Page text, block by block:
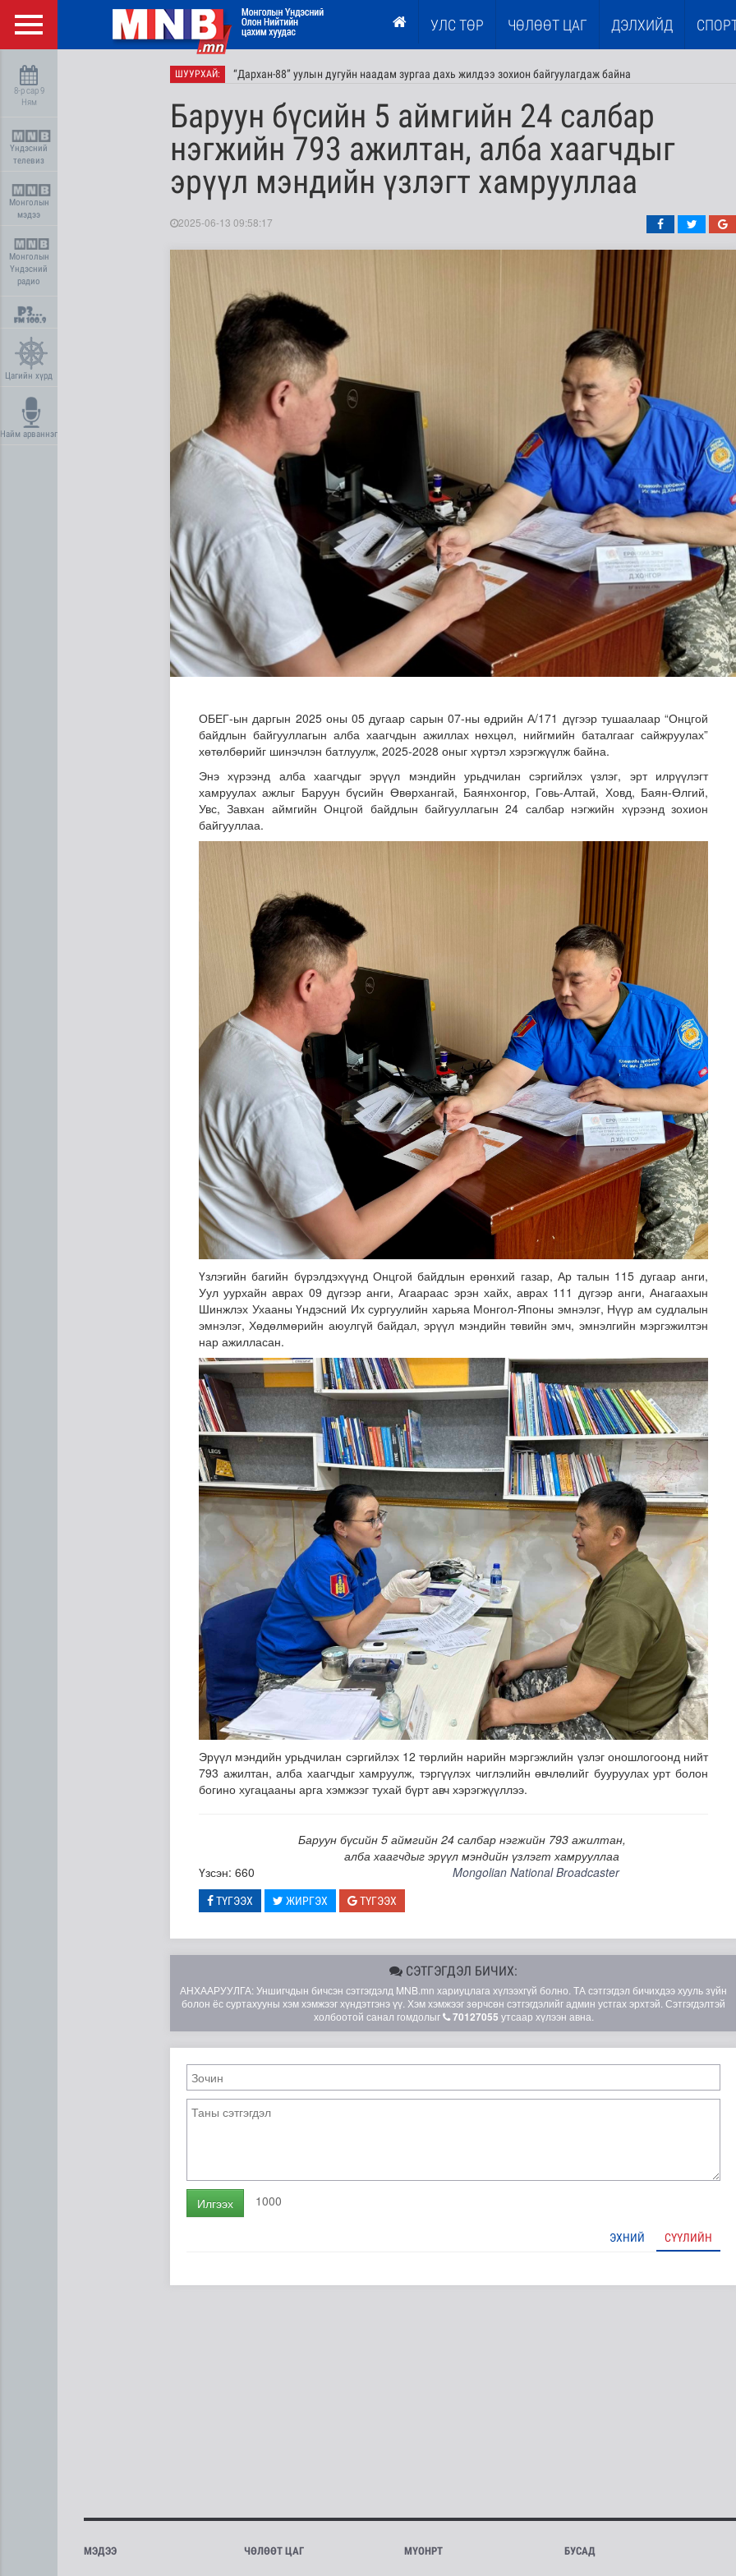
УЛС ТӨР ЧӨЛӨӨТ ЦАГ ДЭЛХИЙД
8-р сар 9
Ням
Үндэсний
телевиз
Монголын
мэдээ
Монголын
Үндэсний
радио
Цагийн хүрд
Найм арваннэг
ШУУРХАЙ: “Дархан-88” уулын дугуйн наадам зургаа дахь жилдээ зохион байгуулагдаж байна
Усны ослоос урьдчилан сэргийлэх эргүүлүүд тогтмол ажиллаж байна
Манай улс 3.10 тонн алт гадаадад гаргажээ
“Дүрслэх урлагийн оюуны өв сан” тусгай үзэсгэлэн нээгдлээ
Баруун бүсийн 5 аймгийн 24 салбар
нэгжийн 793 ажилтан, алба хаагчдыг
эрүүл мэндийн үзлэгт хамрууллаа
2025-06-13 09:58:17
ОБЕГ-ын даргын 2025 оны 05 дугаар сарын 07-ны өдрийн А/171 дүгээр тушаалаар “Онцгой
байдлын байгууллагын алба хаагчдын ажиллах нөхцөл, нийгмийн баталгааг сайжруулах”
хөтөлбөрийг шинэчлэн батлуулж, 2025-2028 оныг хүртэл хэрэгжүүлж байна.
Энэ хүрээнд алба хаагчдыг эрүүл мэндийн урьдчилан сэргийлэх үзлэг, эрт илрүүлэгт
хамруулах ажлыг Баруун бүсийн Өвөрхангай, Баянхонгор, Говь-Алтай, Ховд, Баян-Өлгий,
Увс, Завхан аймгийн Онцгой байдлын байгууллагын 24 салбар нэгжийн хүрээнд зохион
байгууллаа.
Үзлэгийн багийн бүрэлдэхүүнд Онцгой байдлын ерөнхий газар, Ар талын 115 дугаар анги,
Уул уурхайн аврах 09 дүгээр анги, Агаараас эрэн хайх, аврах 111 дүгээр анги, Анагаахын
Шинжлэх Ухааны Үндэсний Их сургуулийн харьяа Монгол-Японы эмнэлэг, Нүүр ам судлалын
эмнэлэг, Хөдөлмөрийн аюулгүй байдал, эрүүл мэндийн төвийн эмч, эмнэлгийн мэргэжилтэн
нар ажилласан.
Эрүүл мэндийн урьдчилан сэргийлэх 12 төрлийн нарийн мэргэжлийн үзлэг оношлогоонд нийт
793 ажилтан, алба хаагчдыг хамруулж, тэргүүлэх чиглэлийн өвчлөлийг бууруулах урт болон
богино хугацааны арга хэмжээг тухай бүрт авч хэрэгжүүллээ.
Баруун бүсийн 5 аймгийн 24 салбар нэгжийн 793 ажилтан,
алба хаагчдыг эрүүл мэндийн үзлэгт хамрууллаа
Үзсэн: 660
Mongolian National Broadcaster
ТҮГЭЭХ ЖИРГЭХ ТҮГЭЭХ
СЭТГЭГДЭЛ БИЧИХ:
АНХААРУУЛГА: Уншигчдын бичсэн сэтгэгдэлд MNB.mn хариуцлага хүлээхгүй болно. ТА сэтгэгдэл бичихдээ хууль зүйн
болон ёс суртахууны хэм хэмжээг хүндэтгэнэ үү. Хэм хэмжээг зөрчсөн сэтгэгдэлийг админ устгах эрхтэй. Сэтгэгдэлтэй
холбоотой санал гомдолыг
70127055 утсаар хүлээн авна.
Илгээх 1000
ЭХНИЙ СҮҮЛИЙН
МЭДЭЭ ЧӨЛӨӨТ ЦАГ МҮОНРТ БУСАД